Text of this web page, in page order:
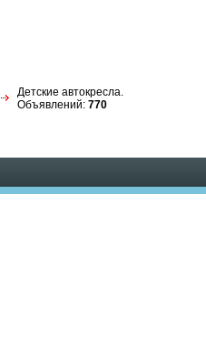
Детские автокресла.
Объявлений: 770